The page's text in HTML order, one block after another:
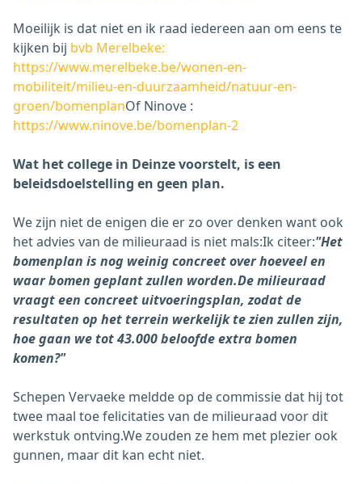
Moeilijk is dat niet en ik raad iedereen aan om eens te
kijken bij bvb Merelbeke:
https://www.merelbeke.be/wonen-en-
mobiliteit/milieu-en-duurzaamheid/natuur-en-
groen/bomenplanOf Ninove :
https://www.ninove.be/bomenplan-2
Wat het college in Deinze voorstelt, is een
beleidsdoelstelling en geen plan.
We zijn niet de enigen die er zo over denken want ook
het advies van de milieuraad is niet mals:Ik citeer:"Het
bomenplan is nog weinig concreet over hoeveel en
waar bomen geplant zullen worden.De milieuraad
vraagt een concreet uitvoeringsplan, zodat de
resultaten op het terrein werkelijk te zien zullen zijn,
hoe gaan we tot 43.000 beloofde extra bomen
komen?"
Schepen Vervaeke meldde op de commissie dat hij tot
twee maal toe felicitaties van de milieuraad voor dit
werkstuk ontving.We zouden ze hem met plezier ook
gunnen, maar dit kan echt niet.